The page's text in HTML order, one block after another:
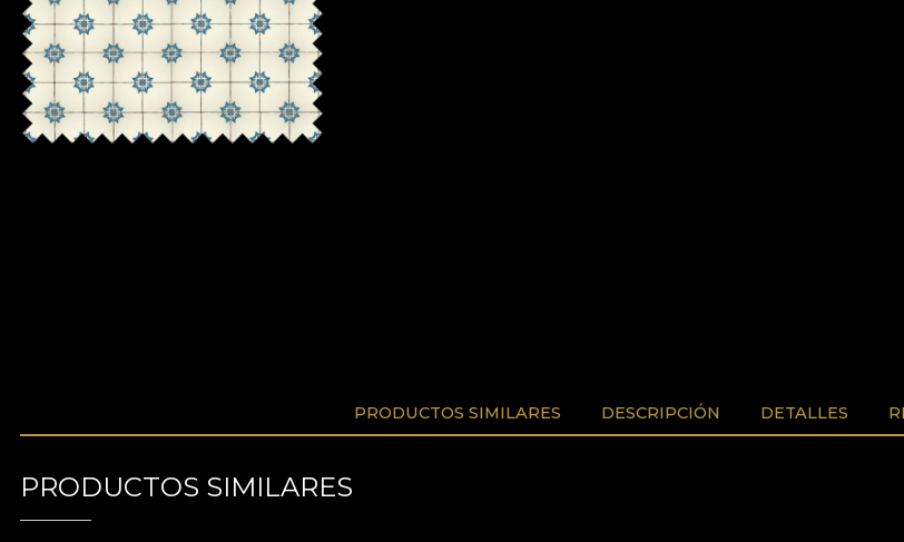
PRODUCTOS SIMILARES DESCRIPCIÓN DETALLES
PRODUCTOS SIMILARES